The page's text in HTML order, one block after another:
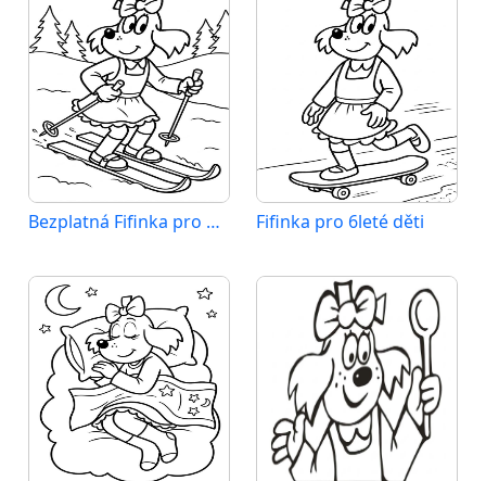
Bezplatná Fifinka pro děti Fifinka pro 6leté děti